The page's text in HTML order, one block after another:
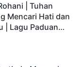
| Tuhan
Mencari Hati dan
| Lagu Paduan